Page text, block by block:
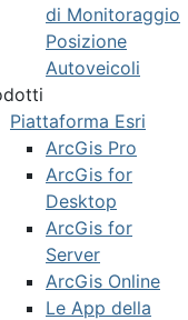
di Monitoraggio
Posizione
Autoveicoli
Piattaforma Esri
ArcGis Pro
ArcGis for
Desktop
ArcGis for
Server
ArcGis Online
Le App della